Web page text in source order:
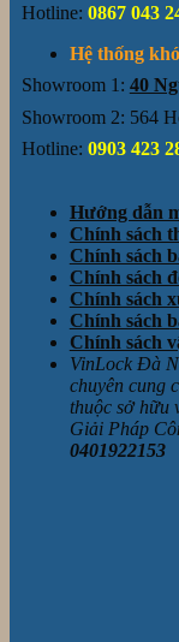
Hotline: 0867 043
Hệ thống
Showroom 1: 40
Showroom 2: 564
Hotline: 0903 423
Hướng dẫn
Chính sách
Chính sách
Chính sách
Chính sách
Chính sách
Chính sách
VinLock Đà
chuyên cung
thuộc sở hữu
Giải Pháp
0401922153